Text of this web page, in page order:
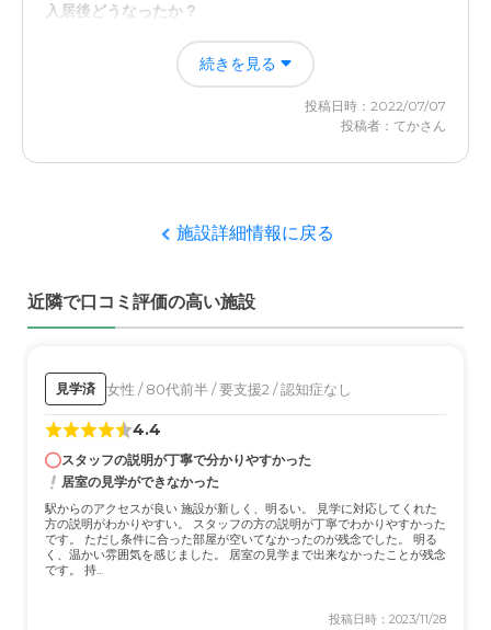
入居費用、維持費用とも高く、とても自分や家族には手が
出ない。あくまで参考までの見学であった。
入居後どうなったか？
最初は不自由な体で、慣れない環境で精神的なショックも
大きく、どうなるかと思ったが、スタッフの方たちがとて
も親切で、色々と面倒を見てくださるので、何も心配する
サンビナス立川の評価
が広く快適。スタッフの方たちがとても感じがよい。
色々と親切に面倒を見てくださる。他の入居者も手助けを
してくれたり、しばらく会いにいけなくてもよけいな心配
外観・内装・居室・設備について
建物は大きくて立派。介護棟も隣接しているため、将来要
介護になったときも安心。居室が広く、ゆったり過ごせる
のがよい。
介護医療サービスについて
スタッフの方たちががとても面倒見がよく、クリニックも
続きを見る
投稿日時：2022/07/07
投稿者：てかさん
施設詳細情報に戻る
近隣で口コミ評価の高い施設
見学済 女性 / 80代前半 / 要支援2 / 認知症なし
4.4
スタッフの説明が丁寧で分かりやすかった
居室の見学ができなかった
駅からのアクセスが良い 施設が新しく、明るい。 見学に対応してくれた
方の説明がわかりやすい。 スタッフの方の説明が丁寧でわかりやすかった
です。 ただし条件に合った部屋が空いてなかったのが残念でした。 明る
く、温かい雰囲気を感じました。 居室の見学まで出来なかったことが残念
です。 持...
投稿日時：2023/11/28